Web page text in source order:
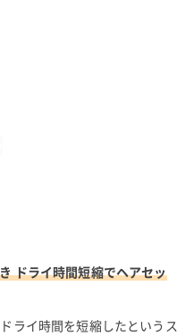
ドライ時間短縮でヘアセッ
ライ時間を短縮したというス